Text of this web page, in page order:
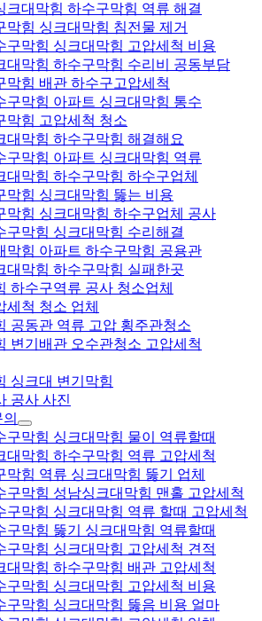
크대막힘 하수구막힘 역류 해결
막힘 싱크대막힘 침전물 제거
구막힘 싱크대막힘 고압세척 비용
대막힘 하수구막힘 수리비 공동부담
막힘 배관 하수구고압세척
구막힘 아파트 싱크대막힘 통수
막힘 고압세척 청소
대막힘 하수구막힘 해결해요
구막힘 아파트 싱크대막힘 역류
대막힘 하수구막힘 하수구업체
막힘 싱크대막힘 뚫는 비용
막힘 싱크대막힘 하수구업체 공사
구막힘 싱크대막힘 수리해결
막힘 아파트 하수구막힘 공용관
대막힘 하수구막힘 실패한곳
하수구역류 공사 청소업체
세척 청소 업체
공동관 역류 고압 횡주관청소
변기배관 오수관청소 고압세척
싱크대 변기막힘
공사 사진
구막힘 싱크대막힘 물이 역류할때
대막힘 하수구막힘 역류 고압세척
막힘 역류 싱크대막힘 뚫기 업체
구막힘 성남싱크대막힘 맨홀 고압세척
구막힘 싱크대막힘 역류 할때 고압세척
구막힘 뚫기 싱크대막힘 역류할때
구막힘 싱크대막힘 고압세척 견적
대막힘 하수구막힘 배관 고압세척
구막힘 싱크대막힘 고압세척 비용
구막힘 싱크대막힘 뚫음 비용 얼마